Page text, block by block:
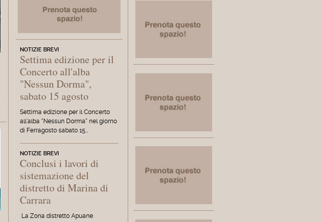
NOTIZIE BREVI
Settima edizione per il
Concerto all'alba
"Nessun Dorma",
sabato 15 agosto
Settima edizione per il Concerto
all'alba "Nessun Dorma" nel giorno
di Ferragosto sabato 15…
NOTIZIE BREVI
Conclusi i lavori di
sistemazione del
distretto di Marina di
Carrara
La Zona distretto Apuane